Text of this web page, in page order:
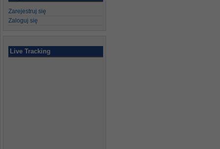
Zarejestruj się
Zaloguj się
Live Tracking